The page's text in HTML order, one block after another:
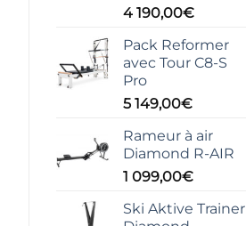
4 190,00€
Pack Reformer
avec Tour C8-S
Pro
5 149,00€
Rameur à air
Diamond R-AIR
1 099,00€
Ski Aktive Trainer